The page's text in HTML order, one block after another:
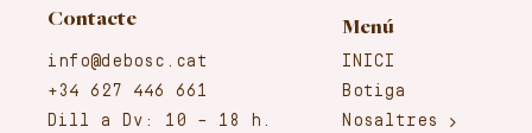
Menú
INICI
Botiga
Nosaltres
Contacte
info@debosc.cat
+34 627 446 661
Dill a Dv: 10 – 18 h.